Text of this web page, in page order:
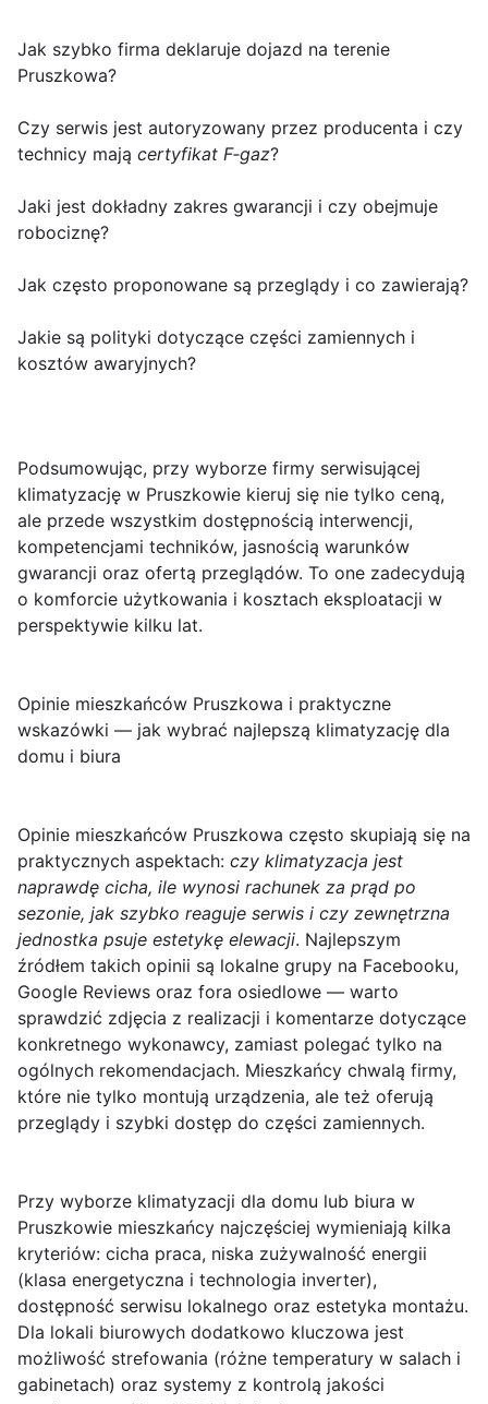
Jak szybko firma deklaruje dojazd na terenie
Pruszkowa?
Czy serwis jest autoryzowany przez producenta i czy
technicy mają certyfikat F‑gaz?
Jaki jest dokładny zakres gwarancji i czy obejmuje
robociznę?
Jak często proponowane są przeglądy i co zawierają?
Jakie są polityki dotyczące części zamiennych i
kosztów awaryjnych?
Podsumowując, przy wyborze firmy serwisującej
klimatyzację w Pruszkowie kieruj się nie tylko ceną,
ale przede wszystkim dostępnością interwencji,
kompetencjami techników, jasnością warunków
gwarancji oraz ofertą przeglądów. To one zadecydują
o komforcie użytkowania i kosztach eksploatacji w
perspektywie kilku lat.
Opinie mieszkańców Pruszkowa i praktyczne
wskazówki — jak wybrać najlepszą klimatyzację dla
domu i biura
Opinie mieszkańców Pruszkowa często skupiają się na
praktycznych aspektach: czy klimatyzacja jest
naprawdę cicha, ile wynosi rachunek za prąd po
sezonie, jak szybko reaguje serwis i czy zewnętrzna
jednostka psuje estetykę elewacji. Najlepszym
źródłem takich opinii są lokalne grupy na Facebooku,
Google Reviews oraz fora osiedlowe — warto
sprawdzić zdjęcia z realizacji i komentarze dotyczące
konkretnego wykonawcy, zamiast polegać tylko na
ogólnych rekomendacjach. Mieszkańcy chwalą firmy,
które nie tylko montują urządzenia, ale też oferują
przeglądy i szybki dostęp do części zamiennych.
Przy wyborze klimatyzacji dla domu lub biura w
Pruszkowie mieszkańcy najczęściej wymieniają kilka
kryteriów: cicha praca, niska zużywalność energii
(klasa energetyczna i technologia inverter),
dostępność serwisu lokalnego oraz estetyka montażu.
Dla lokali biurowych dodatkowo kluczowa jest
możliwość strefowania (różne temperatury w salach i
gabinetach) oraz systemy z kontrolą jakości